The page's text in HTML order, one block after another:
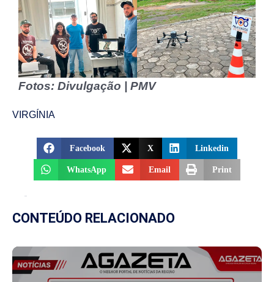
Fotos: Divulgação | PMV
VIRGÍNIA
Facebook X Linkedin
WhatsApp Email Print
CONTEÚDO RELACIONADO